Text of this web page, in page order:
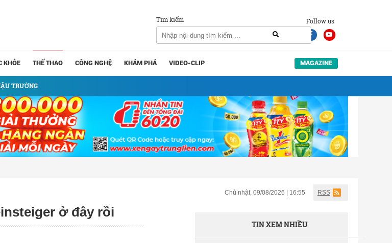
Follow us
Tìm kiếm
KHỎE THỂ THAO
TRƯỜNG
CÔNG NGHỆ KHÁM PHÁ VIDEO-CLIP MAGAZINE
Chủ nhật, 09/08/2026 | 16:55 RSS
ở đây rồi
TIN XEM NHIỀU